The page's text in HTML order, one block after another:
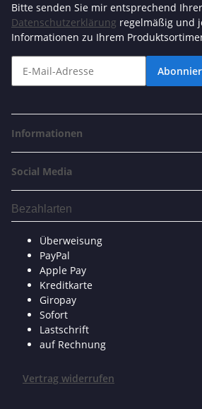
Bitte senden Sie mir entsprechend Ihrer
Datenschutzerklärung regelmäßig und
Informationen zu Ihrem
Informationen
Social Media
Bezahlarten
Überweisung
PayPal
Apple Pay
Kreditkarte
Giropay
Sofort
Lastschrift
auf Rechnung
Vertrag widerrufen